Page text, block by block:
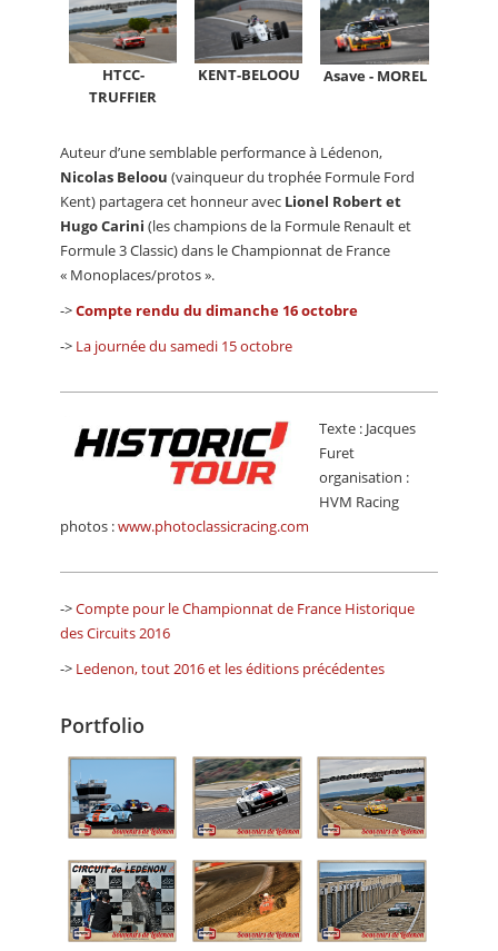
HTCC-
TRUFFIER
KENT-BELOOU Asave - MOREL
Auteur d’une semblable performance à Lédenon,
Nicolas Beloou (vainqueur du trophée Formule Ford
Kent) partagera cet honneur avec Lionel Robert et
Hugo Carini (les champions de la Formule Renault et
Formule 3 Classic) dans le Championnat de France
« Monoplaces/protos ».
->Compte rendu du dimanche 16 octobre
-> La journée du samedi 15 octobre
Texte : Jacques
Furet
organisation :
HVM Racing
photos :www.photoclassicracing.com
->Compte pour le Championnat de France Historique
des Circuits 2016
-> Ledenon, tout 2016 et les éditions précédentes
Portfolio